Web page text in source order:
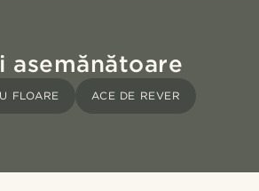
asemănătoare
FLOARE ACE DE REVER